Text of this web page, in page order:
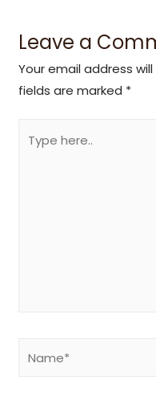
Leave a
Your email address
fields are marked *